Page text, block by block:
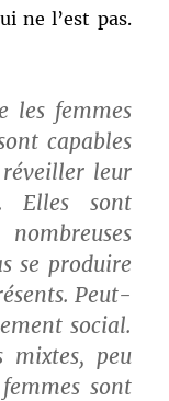
ne l’est pas.
les femmes
capables
leur
Elles sont
se produire
Peut-
social.
mixtes, peu
sont